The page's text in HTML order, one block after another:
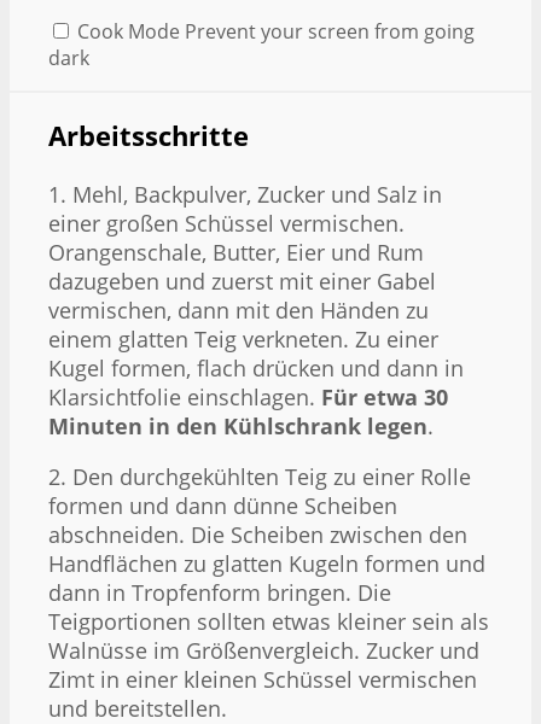
Cook Mode Prevent your screen from going
dark
Arbeitsschritte
1. Mehl, Backpulver, Zucker und Salz in
einer großen Schüssel vermischen.
Orangenschale, Butter, Eier und Rum
dazugeben und zuerst mit einer Gabel
vermischen, dann mit den Händen zu
einem glatten Teig verkneten. Zu einer
Kugel formen, flach drücken und dann in
Klarsichtfolie einschlagen. Für etwa 30
Minuten in den Kühlschrank legen.
2. Den durchgekühlten Teig zu einer Rolle
formen und dann dünne Scheiben
abschneiden. Die Scheiben zwischen den
Handflächen zu glatten Kugeln formen und
dann in Tropfenform bringen. Die
Teigportionen sollten etwas kleiner sein als
Walnüsse im Größenvergleich. Zucker und
Zimt in einer kleinen Schüssel vermischen
und bereitstellen.